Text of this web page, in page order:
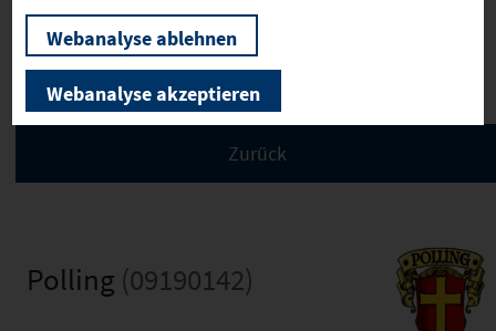
Kommunale Infrastruktur
Polling (09190142)
Webanalyse ablehnen
Webanalyse akzeptieren